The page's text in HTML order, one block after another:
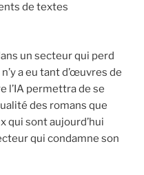
de textes
un secteur qui perd
a eu tant d’œuvres de
l’IA permettra de se
des romans que
qui sont aujourd’hui
qui condamne son